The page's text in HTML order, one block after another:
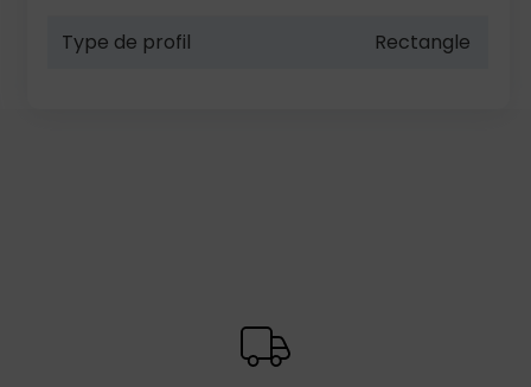
Type de profil
Rectangle